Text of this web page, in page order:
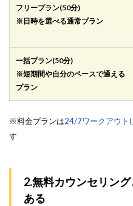
フリープラン(50分)
※日時を選べる通常プラン
一括プラン(50分)
※短期間や自分のペースで通える
プラン
※料金プランは24/7ワークアウト
す
2.無料カウンセリン
ある